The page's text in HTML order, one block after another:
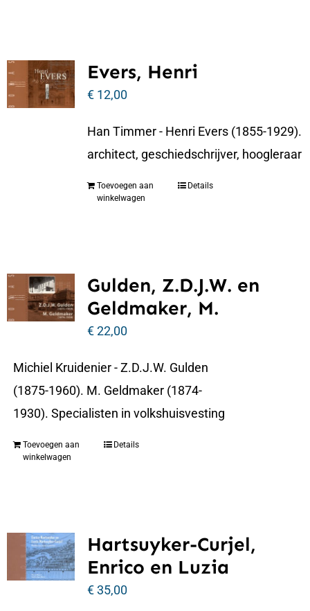
Evers, Henri
€12,00
Han Timmer - Henri Evers (1855-1929).
architect, geschiedschrijver, hoogleraar
Toevoegen aan
winkelwagen
Details
Gulden, Z.D.J.W. en
Geldmaker, M.
€22,00
Michiel Kruidenier - Z.D.J.W. Gulden
(1875-1960). M. Geldmaker (1874-
1930). Specialisten in volkshuisvesting
Toevoegen aan
winkelwagen
Details
Hartsuyker-Curjel,
Enrico en Luzia
€35,00